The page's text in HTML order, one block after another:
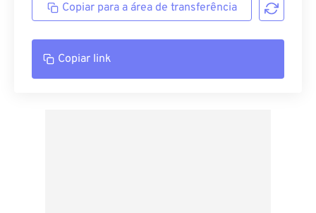
Copiar para a área de transferência
Copiar link